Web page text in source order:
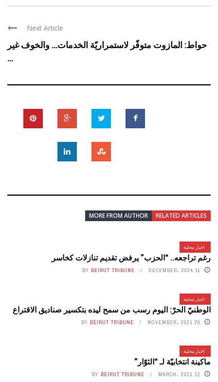
Next Article
حواط: المازوت متوفّر لاستمراريّة الخدمات… والخوف غير
...
RELATED ARTICLES
MORE FROM AUTHOR
اخبار محلية
رغم تراجعه.. “الحزب” يرفض تقديم تنازلات كخاسر
11 DECEMBER، 2024 BY BEIRUT TRIBUNE
اخبار محلية
الوطنيّ الحرّ: اليوم رسب من سمح ليده بتكسير صناديق الاقتراع
28 NOVEMBER، 2021 BY BEIRUT TRIBUNE
اخبار محلية
ماكينة انتخابيّة لـ “الثوّار”
12 MARCH، 2021 BY BEIRUT TRIBUNE